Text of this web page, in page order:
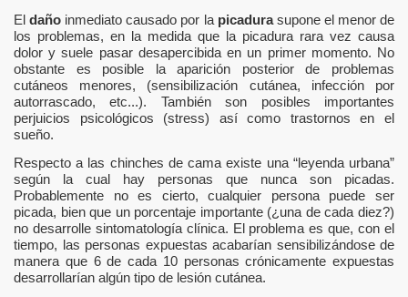
Eldaño inmediato causado por la picadurasupone el menor de
los problemas, en la medida que la picadura rara vez causa
dolor y suele pasar desapercibida en un primer momento. No
obstante es posible la aparición posterior de problemas
cutáneos menores, (sensibilización cutánea, infección por
autorrascado, etc...). También son posibles importantes
perjuicios psicológicos (stress) así como trastornos en el
sueño.
Respecto a las chinches de cama existe una “leyenda urbana”
según la cual hay personas que nunca son picadas.
Probablemente no es cierto, cualquier persona puede ser
picada, bien que un porcentaje importante (¿una de cada diez?)
no desarrolle sintomatología clínica. El problema es que, con el
tiempo, las personas expuestas acabarían sensibilizándose de
manera que 6 de cada 10 personas crónicamente expuestas
desarrollarían algún tipo de lesión cutánea.